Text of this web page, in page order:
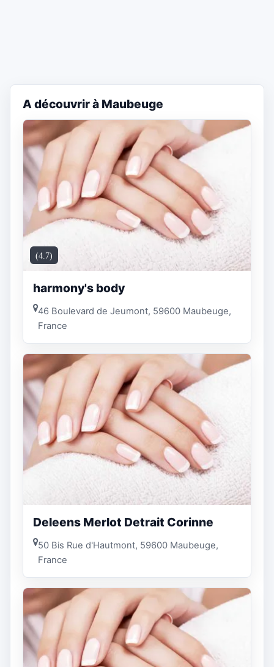
A découvrir à Maubeuge
(4.7)
harmony's body
46 Boulevard de Jeumont, 59600 Maubeuge,
France
Deleens Merlot Detrait Corinne
50 Bis Rue d'Hautmont, 59600 Maubeuge,
France